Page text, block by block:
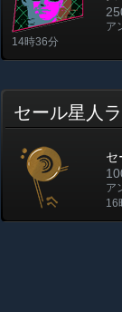
ア
14時36分
セール星人
セ
ア
16